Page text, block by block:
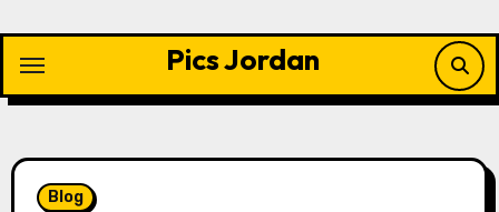
content
Pics Jordan
Blog